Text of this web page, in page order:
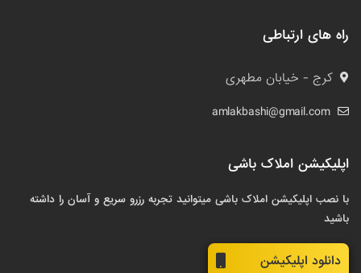
راه های ارتباطی
کرج - خیابان مطهری
amlakbashi@gmail.com
اپلیکیشن املاک باشی
با نصب اپلیکیشن املاک باشی میتوانید تجربه رزرو سریع و آسان را داشته
باشید
دانلود اپلیکیشن